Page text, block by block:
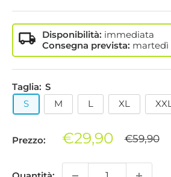
Disponibilità: immediata
Consegna prevista: martedì
Taglia: S
S
M L XL
Prezzo:
Prezzo
vendita
€29,90
Prezzo
regolare
€59,90